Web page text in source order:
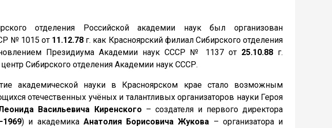
отделения Российской академии наук был организован
№ 1015 от 11.12.78 г. как Красноярский филиал Сибирского отделения
Президиума Академии наук СССР № 1137 от 25.10.88 г.
Сибирского отделения Академии наук СССР.
академической науки в Красноярском крае стало возможным
отечественных учёных и талантливых организаторов науки Героя
Васильевича Киренского – создателя и первого директора
) и академика Анатолия Борисовича Жукова – организатора и